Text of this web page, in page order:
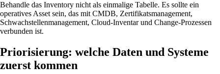
Behandle das Inventory nicht als einmalige Tabelle. Es sollte ein
operatives Asset sein, das mit CMDB, Zertifikatsmanagement,
Schwachstellenmanagement, Cloud-Inventar und Change-Prozessen
verbunden ist.
Priorisierung: welche Daten und Systeme
zuerst kommen